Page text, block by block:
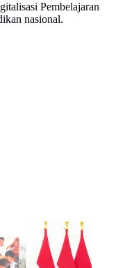
Pembelajaran
nasional.